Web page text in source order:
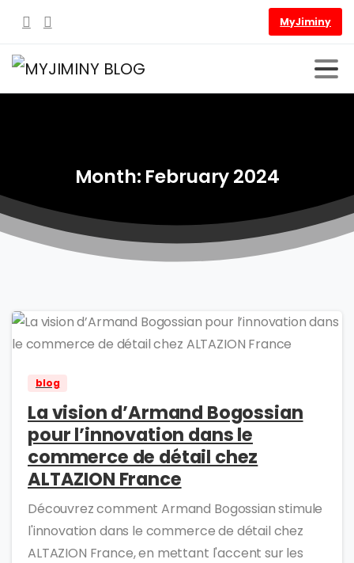
MyJiminy
Month: February2024
-
blog
La vision d’Armand Bogossian
pour l’innovation dans le
commerce de détail chez
ALTAZION France
Découvrez comment Armand Bogossian stimule
l'innovation dans le commerce de détail chez
ALTAZION France, en mettant l'accent sur les